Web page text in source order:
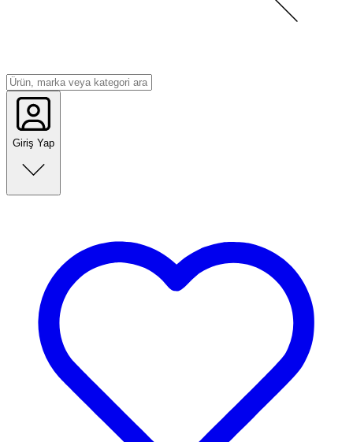
Giriş Yap